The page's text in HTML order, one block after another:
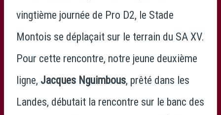
vingtième journée de Pro D2, le Stade
Montois se déplaçait sur le terrain du SA XV.
Pour cette rencontre, notre jeune deuxième
ligne, Jacques Nguimbous, prêté dans les
Landes, débutait la rencontre sur le banc des